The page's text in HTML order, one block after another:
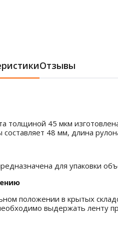
Отзывы
толщиной 45 мкм
48 мм, длина
для упаковки
положении в крытых
выдержать ленту